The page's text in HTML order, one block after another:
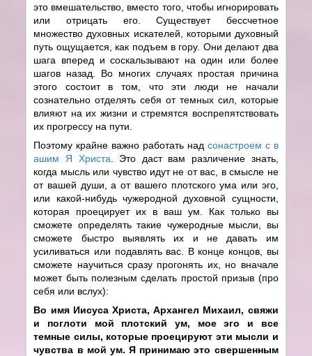
это вмешательство, вместо того, чтобы игнорировать
или отрицать его. Существует бессчетное
множество духовных искателей, которыми духовный
путь ощущается, как подъем в гору. Они делают два
шага вперед и соскальзывают на один или более
шагов назад. Во многих случаях простая причина
этого состоит в том, что эти люди не начали
сознательно отделять себя от темных сил, которые
влияют на их жизни и стремятся воспрепятствовать
их прогрессу на пути.
Поэтому крайне важно работать над сонастроем с в
ашим Я Христа . Это даст вам различение знать,
когда мысль или чувство идут не от вас, в смысле не
от вашей души, а от вашего плотского ума или эго,
или какой-нибудь чужеродной духовной сущности,
которая проецирует их в ваш ум. Как только вы
сможете определять такие чужеродные мысли, вы
сможете быстро выявлять их и не давать им
усиливаться или подавлять вас. В конце концов, вы
сможете научиться сразу прогонять их, но вначале
может быть полезным сделать простой призыв (про
себя или вслух):
Во имя Иисуса Христа, Архангел Михаил, свяжи
и поглоти мой плотский ум, мое эго и все
темные силы, которые проецируют эти мысли и
чувства в мой ум. Я принимаю это свершенным